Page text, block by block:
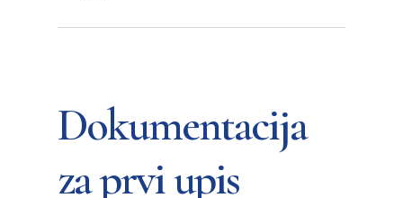
Dokumentacija
za prvi upis